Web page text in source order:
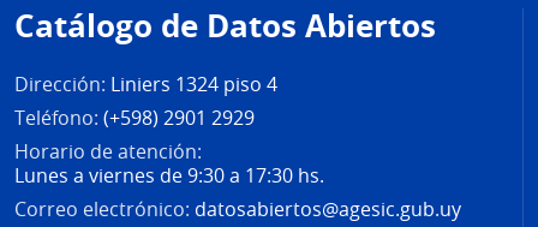
página
Catálogo de Datos Abiertos
Dirección: Liniers 1324 piso 4
Teléfono: (+598) 2901 2929
Horario de atención:
Lunes a viernes de 9:30 a 17:30 hs.
Correo electrónico: datosabiertos@agesic.gub.uy